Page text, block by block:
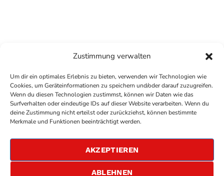
Zustimmung verwalten
Um dir ein optimales Erlebnis zu bieten, verwenden wir Technologien wie
Cookies, um Geräteinformationen zu speichern und/oder darauf zuzugreifen.
Wenn du diesen Technologien zustimmst, können wir Daten wie das
Surfverhalten oder eindeutige IDs auf dieser Website verarbeiten. Wenn du
deine Zustimmung nicht erteilst oder zurückziehst, können bestimmte
Merkmale und Funktionen beeinträchtigt werden.
AKZEPTIEREN
ABLEHNEN
COPYRIGHTANTENNE BAD KREUZNACH
DATENSCHUTZERKLÄRUNG
ALLGEMEINE GESCHÄFTSBEDINGUNGEN